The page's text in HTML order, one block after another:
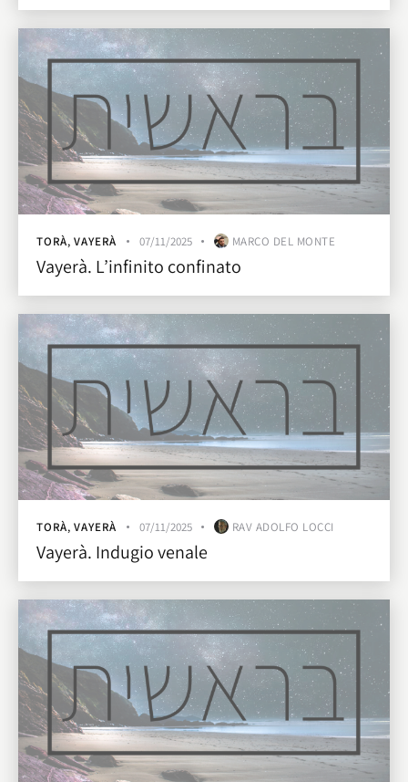
TORÀ,VAYERÀ 07/11/2025 MARCO DEL MONTE
Vayerà. L’infinito confinato
TORÀ,VAYERÀ 07/11/2025 RAV ADOLFO LOCCI
Vayerà. Indugio venale